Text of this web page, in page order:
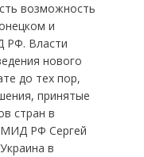
возможность
и
РФ. Власти
нового
до тех пор,
принятые
стран в
МИД РФ Сергей
в